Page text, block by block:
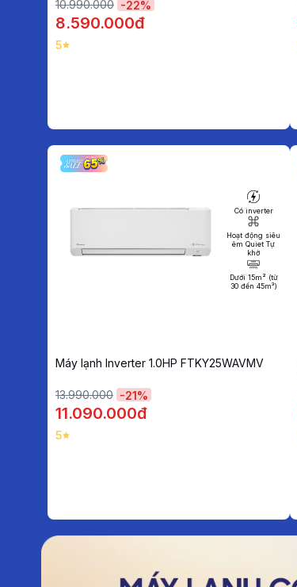
10.990.000 -22%
8.590.000đ
5
Có inverter
Hoạt động siêu
êm Quiet Tự
khở
Dưới 15m² (từ
30 đến 45m³)
Máy lạnh Inverter 1.0HP FTKY25WAVMV
13.990.000 -21%
11.090.000đ
5